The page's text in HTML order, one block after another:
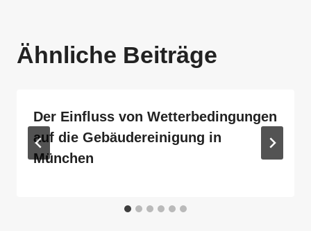
Ähnliche Beiträge
Der Einfluss von Wetterbedingungen
auf die Gebäudereinigung in
München